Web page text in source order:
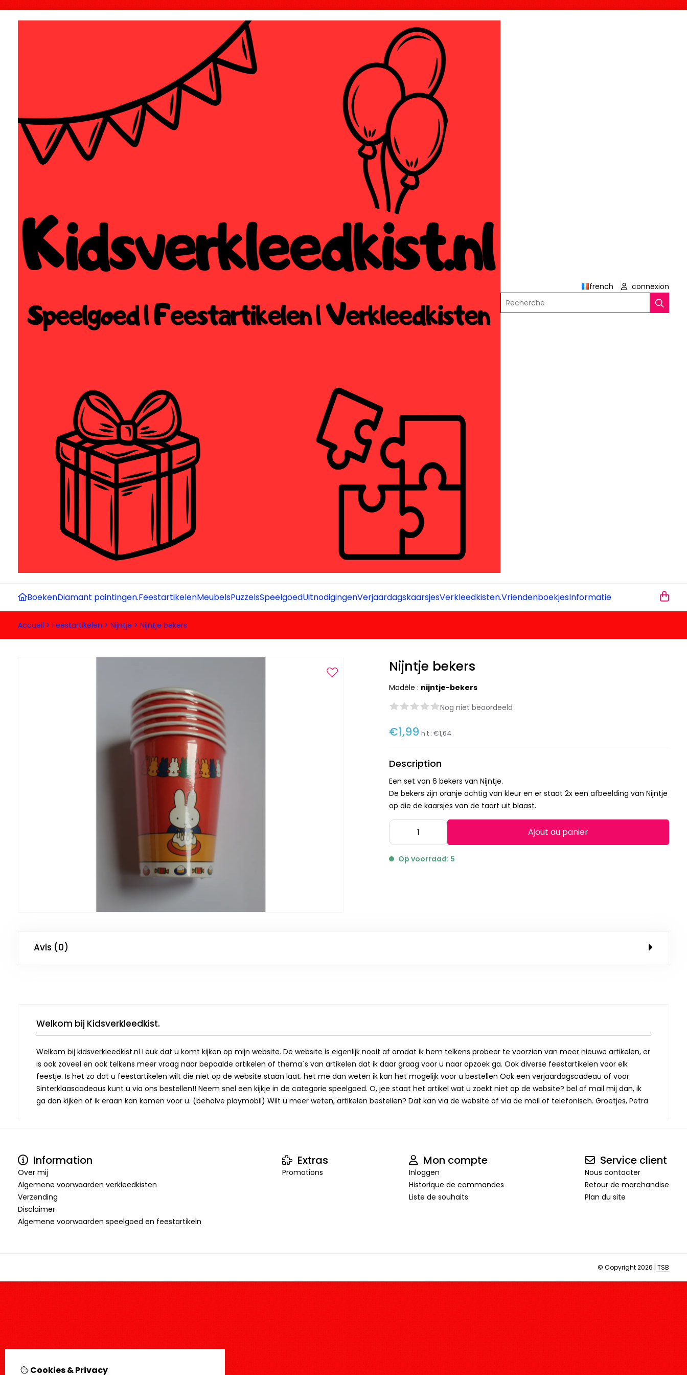
french
connexion
Recherche
BoekenDiamant paintingen.FeestartikelenMeubelsPuzzelsSpeelgoedUitnodigingenVerjaardagskaarsjesVerkleedkisten.VriendenboekjesInformatie
Accueil > Feestartikelen > Nijntje > Nijntje bekers
Nijntje bekers
Modèle : nijntje-bekers
Nog niet beoordeeld
€1,99 h.t :€1,64
Description
Een set van 6 bekers van Nijntje.
De bekers zijn oranje achtig van kleur en er staat 2x een afbeelding van Nijntje
op die de kaarsjes van de taart uit blaast.
Ajout au panier
Op voorraad: 5
Avis (0)
Welkom bij Kidsverkleedkist.
Welkom bij kidsverkleedkist.nl Leuk dat u komt kijken op mijn website. De website is eigenlijk nooit af omdat ik hem telkens probeer te voorzien van meer nieuwe artikelen, er
is ook zoveel en ook telkens meer vraag naar bepaalde artikelen of thema`s van artikelen dat ik daar graag voor u naar opzoek ga. Ook diverse feestartikelen voor elk
feestje. Is het zo dat u feestartikelen wilt die niet op de website staan laat. het me dan weten ik kan het mogelijk voor u bestellen Ook een verjaardagscadeau of voor
Sinterklaascadeaus kunt u via ons bestellen!! Neem snel een kijkje in de categorie speelgoed. O, jee staat het artikel wat u zoekt niet op de website? bel of mail mij dan, ik
ga dan kijken of ik eraan kan komen voor u. (behalve playmobil) Wilt u meer weten, artikelen bestellen? Dat kan via de website of via de mail of telefonisch. Groetjes, Petra
Information
Over mij
Algemene voorwaarden verkleedkisten
Verzending
Disclaimer
Algemene voorwaarden speelgoed en feestartikeln
Extras
Promotions
Mon compte
Inloggen
Historique de commandes
Liste de souhaits
Service client
Nous contacter
Retour de marchandise
Plan du site
© Copyright 2026 | TSB
Cookies & Privacy